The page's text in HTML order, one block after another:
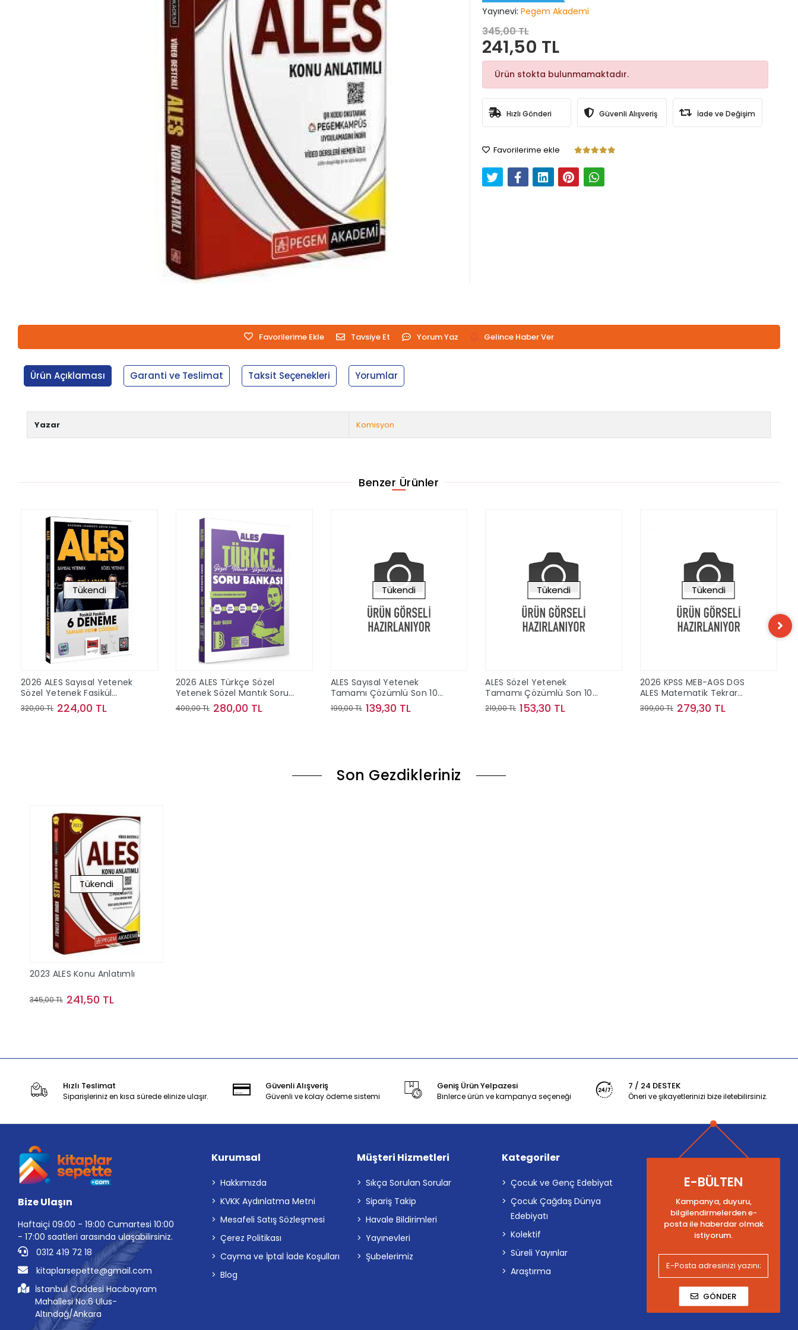
Yayınevi: Pegem Akademi
345,00 TL
241,50 TL
Ürün stokta bulunmamaktadır.
Hızlı Gönderi Güvenli Alışveriş İade ve Değişim
Favorilerime ekle
Favorilerime Ekle Tavsiye Et Yorum Yaz Gelince Haber Ver
Ürün Açıklaması Garanti ve Teslimat Taksit Seçenekleri Yorumlar
Yazar Komisyon
Benzer Ürünler
Tükendi
2026 ALES Sayısal Yetenek
Sözel Yetenek Fasikül
Fasikül Tamamı Video
Çözümlü 6 Deneme Yargı
320,00 TL 224,00 TL
2026 ALES Türkçe Sözel
Yetenek Sözel Mantık Soru
Bankası Benim Hocam
Yayınları
400,00 TL 280,00 TL
Tükendi
ALES Sayısal Yetenek
Tamamı Çözümlü Son 10
Sınav Çıkmış Sorular
Yediiklim Yayınları
199,00 TL 139,30 TL
Tükendi
ALES Sözel Yetenek
Tamamı Çözümlü Son 10
Sınav Çıkmış Sorular
Yediiklim Yayınları
219,00 TL 153,30 TL
Tükendi
2026 KPSS MEB-AGS DGS
ALES Matematik Tekrar
Kampı Video Çözümlü
Yediiklim Yayınları
399,00 TL 279,30 TL
Son Gezdikleriniz
Tükendi
2023 ALES Konu Anlatımlı
345,00 TL 241,50 TL
Hızlı Teslimat
Siparişleriniz en kısa sürede elinize ulaşır.
Güvenli Alışveriş
Güvenli ve kolay ödeme sistemi
Geniş Ürün Yelpazesi
Binlerce ürün ve kampanya seçeneği
7 / 24 DESTEK
Öneri ve şikayetlerinizi bize iletebilirsiniz.
Bize Ulaşın
Haftaiçi 09:00 - 19:00 Cumartesi 10:00
- 17:00 saatleri arasında ulaşabilirsiniz.
0312 419 72 18
kitaplarsepette@gmail.com
İstanbul Caddesi Hacıbayram
Mahallesi No:6 Ulus-
Altındağ/Ankara
Kurumsal
Hakkımızda
KVKK Aydınlatma Metni
Mesafeli Satış Sözleşmesi
Çerez Politikası
Cayma ve İptal İade Koşulları
Blog
Müşteri Hizmetleri
Sıkça Sorulan Sorular
Sipariş Takip
Havale Bildirimleri
Yayınevleri
Şubelerimiz
Kategoriler
Çocuk ve Genç Edebiyat
Çocuk Çağdaş Dünya
Edebiyatı
Kolektif
Süreli Yayınlar
Araştırma
E-BÜLTEN
Kampanya, duyuru,
bilgilendirmelerden e-
posta ile haberdar olmak
istiyorum.
GÖNDER